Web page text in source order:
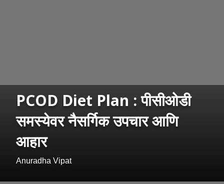
PCOD Diet Plan : पीसीओडी
समस्येवर नैसर्गिक उपचार आणि
आहार
Anuradha Vipat